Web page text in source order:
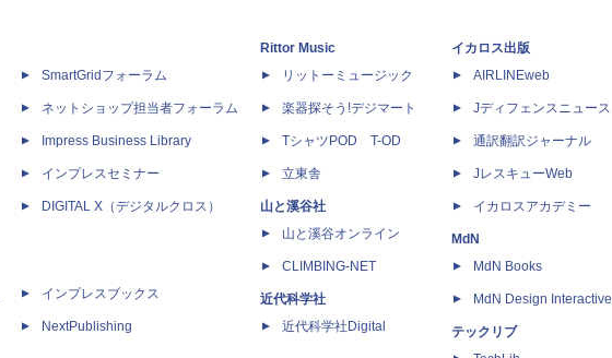
SmartGridフォーラム
ネットショップ担当者フォーラム
Impress Business Library
インプレスセミナー
DIGITAL X（デジタルクロス）
インプレスブックス
NextPublishing
Rittor Music
リットーミュージック
楽器探そう!デジマート
TシャツPOD T-OD
立東舎
山と溪谷社
山と溪谷オンライン
CLIMBING-NET
近代科学社
近代科学社Digital
イカロス出版
AIRLINEweb
Jディフェンスニュース
通訳翻訳ジャーナル
JレスキューWeb
イカロスアカデミー
MdN
MdN Books
MdN Design Interactive
テックリブ